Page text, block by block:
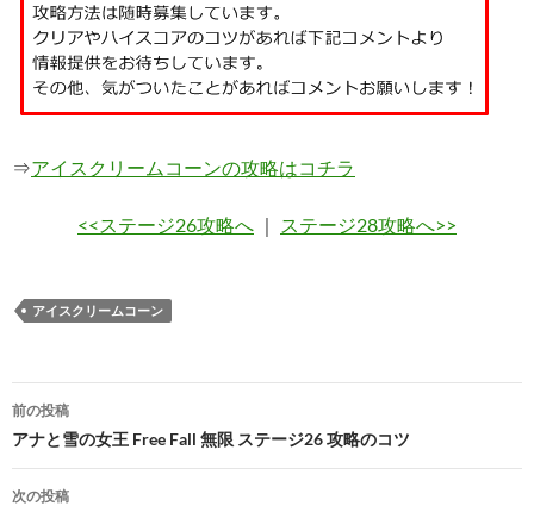
⇒アイスクリームコーンの攻略はコチラ
<<ステージ26攻略へ ｜ ステージ28攻略へ>>
アイスクリームコーン
投
稿
ナ
前の投稿
アナと雪の女王 Free Fall 無限 ステージ26 攻略のコツ
次の投稿